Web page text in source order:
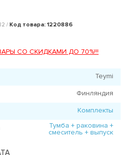
/ Код товара: 1220886
СО СКИДКАМИ ДО 70%!!!
Teymi
Финляндия
Комплекты
Тумба + раковина +
смеситель + выпуск